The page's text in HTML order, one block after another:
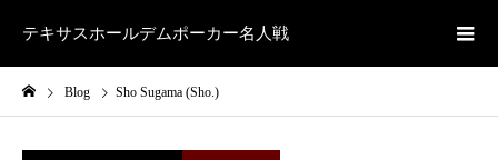
テキサスホールデムポーカー名人戦
Blog Sho Sugama (Sho.)